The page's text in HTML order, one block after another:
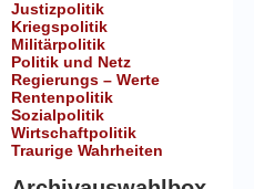
Justizpolitik
Kriegspolitik
Militärpolitik
Politik und Netz
Regierungs – Werte
Rentenpolitik
Sozialpolitik
Wirtschaftpolitik
Traurige Wahrheiten